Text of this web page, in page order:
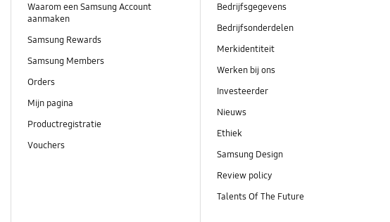
Waarom een Samsung Account
aanmaken
Samsung Rewards
Samsung Members
Orders
Mijn pagina
Productregistratie
Vouchers
Bedrijfsgegevens
Bedrijfsonderdelen
Merkidentiteit
Werken bij ons
Investeerder
Nieuws
Ethiek
Samsung Design
Review policy
Talents Of The Future